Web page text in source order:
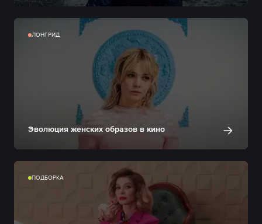
ЛОНГРИД
Эволюция женских образов в кино
ПОДБОРКА